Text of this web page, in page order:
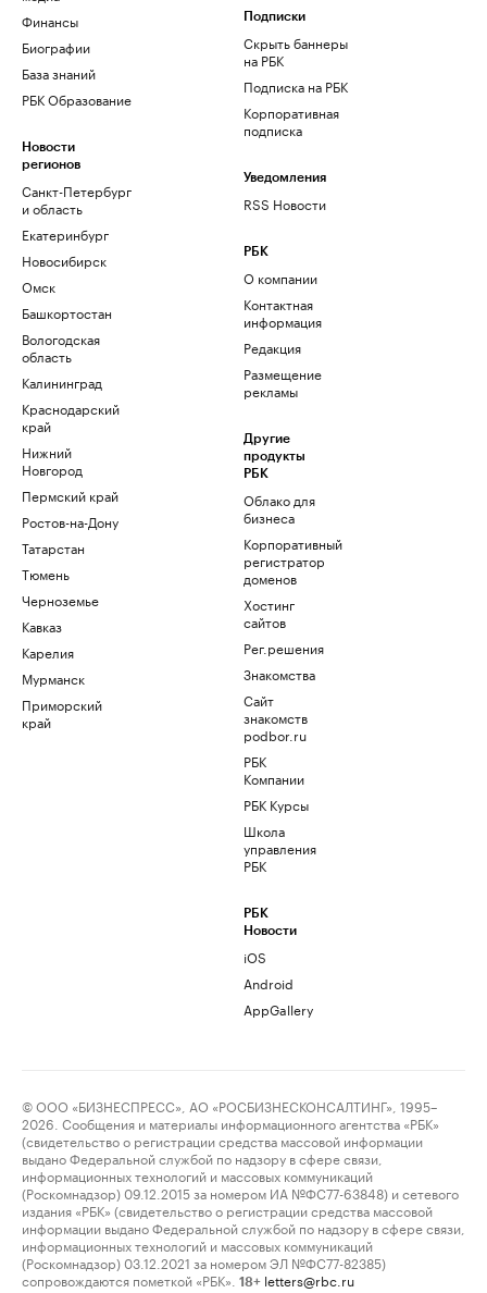
Финансы
Биографии
База знаний
РБК Образование
Новости
регионов
Санкт-Петербург
и область
Екатеринбург
Новосибирск
Омск
Башкортостан
Вологодская
область
Калининград
Краснодарский
край
Нижний
Новгород
Пермский край
Ростов-на-Дону
Татарстан
Тюмень
Черноземье
Кавказ
Карелия
Мурманск
Приморский
край
Подписки
Скрыть баннеры
на РБК
Подписка на РБК
Корпоративная
подписка
Уведомления
RSS Новости
РБК
О компании
Контактная
информация
Редакция
Размещение
рекламы
Другие
продукты
РБК
Облако для
бизнеса
Корпоративный
регистратор
доменов
Хостинг
сайтов
Рег.решения
Знакомства
Сайт
знакомств
podbor.ru
РБК
Компании
РБК Курсы
Школа
управления
РБК
РБК
Новости
iOS
Android
AppGallery
© ООО «БИЗНЕСПРЕСС», АО «РОСБИЗНЕСКОНСАЛТИНГ», 1995–
2026. Сообщения и материалы информационного агентства «РБК»
(свидетельство о регистрации средства массовой информации
выдано Федеральной службой по надзору в сфере связи,
информационных технологий и массовых коммуникаций
(Роскомнадзор) 09.12.2015 за номером ИА №ФС77-63848) и сетевого
издания «РБК» (свидетельство о регистрации средства массовой
информации выдано Федеральной службой по надзору в сфере связи,
информационных технологий и массовых коммуникаций
(Роскомнадзор) 03.12.2021 за номером ЭЛ №ФС77-82385)
сопровождаются пометкой «РБК».
18+ letters@rbc.ru